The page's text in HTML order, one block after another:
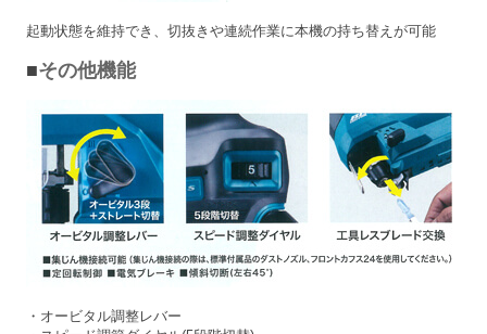
起動状態を維持でき、切抜きや連続作業に本機の持ち替えが可能
■その他機能
・オービタル調整レバー